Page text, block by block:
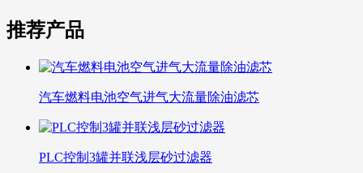
推荐产品
汽车燃料电池空气进气大流量除油滤芯
PLC控制3罐并联浅层砂过滤器